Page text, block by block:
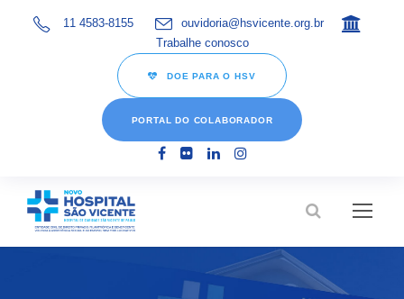
11 4583-8155
ouvidoria@hsvicente.org.br
Trabalhe conosco
DOE PARA O HSV
PORTAL DO COLABORADOR